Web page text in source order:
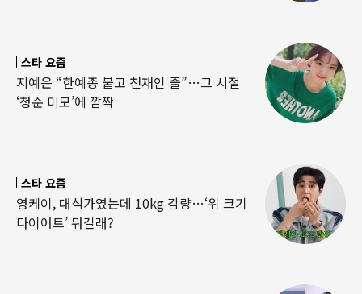
스타 요즘
지예은 “한예종 붙고 천재인 줄”…그 시절
‘청순 미모’에 깜짝
스타 요즘
영케이, 대식가였는데 10kg 감량…‘위 크기
다이어트’ 뭐길래?